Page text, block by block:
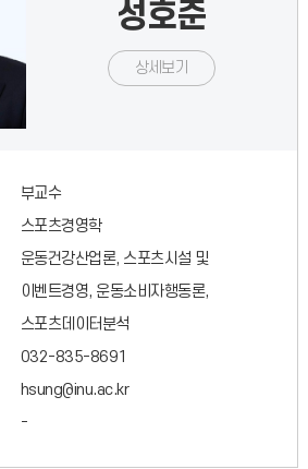
성호준
상세보기
부교수
스포츠경영학
운동건강산업론, 스포츠시설 및
이벤트경영, 운동소비자행동론,
스포츠데이터분석
032-835-8691
hsung@inu.ac.kr
-